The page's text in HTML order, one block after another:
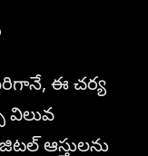
ఈ చర్య
ఆస్తులను